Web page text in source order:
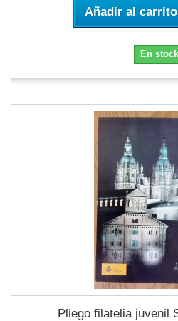
Añadir al carrito
En stock
Pliego filatelia juvenil